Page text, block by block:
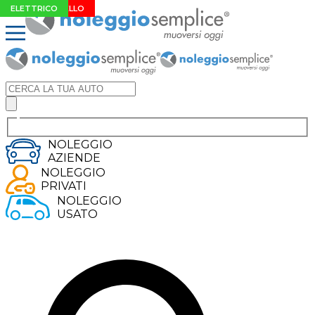
NOLEGGIO
AZIENDE
NOLEGGIO
PRIVATI
NOLEGGIO
USATO
EXTRA SCONTO
NUOVO MODELLO
IBRIDO
IBRIDO
ELETTRICO